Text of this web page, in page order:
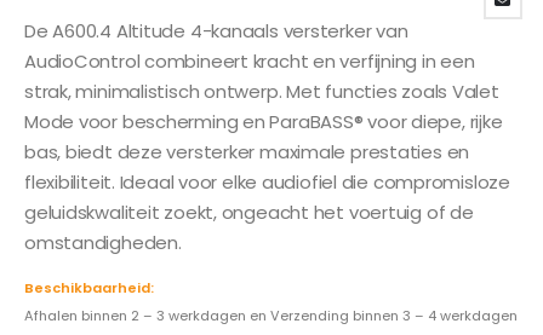
De A600.4 Altitude 4-kanaals versterker van
AudioControl combineert kracht en verfijning in een
strak, minimalistisch ontwerp. Met functies zoals Valet
Mode voor bescherming en ParaBASS® voor diepe, rijke
bas, biedt deze versterker maximale prestaties en
flexibiliteit. Ideaal voor elke audiofiel die compromisloze
geluidskwaliteit zoekt, ongeacht het voertuig of de
omstandigheden.
Beschikbaarheid:
Afhalen binnen 2 – 3 werkdagen en Verzending binnen 3 – 4 werkdagen